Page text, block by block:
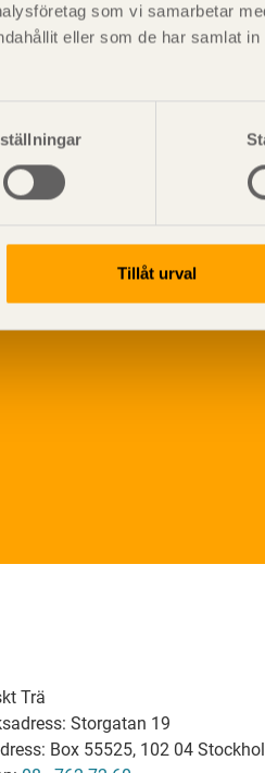
som vi samarbetar
eller som de har samlat
Tillåt urval
sågverksnärings
träprodukter och
Trä
Storgatan 19
Box 55525, 102 04